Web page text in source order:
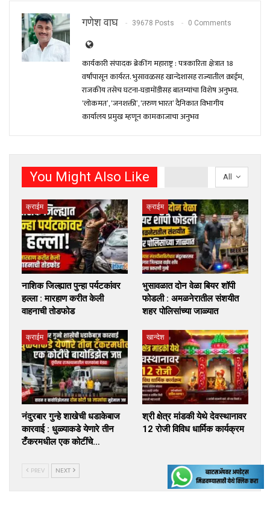
गणेश वाघ 39678 Posts 0 Comments
कार्यकारी संपादक ब्रेकींग महाराष्ट्र : पत्रकारिता क्षेत्रात 18
वर्षांपासून कार्यरत. भुसावळसह खान्देशासह राज्यातील क्राईम,
राजकीय तसेच घटना-घडामोंडीसह बातम्यांचा विशेष अनुभव.
‘लोकमत’, ‘जनशक्ती’, ‘तरुण भारत’ दैनिकात विभागीय
कार्यालय प्रमुख म्हणून कामकाजाचा अनुभव
All
You Might Also Like
क्राईम
नाशिक जिल्ह्यात पुन्हा पर्यटकांवर
हल्ला : मारहाण करीत केली
वाहनाची तोडफोड
क्राईम
भुसावळात दोन वेळा बियर शॉपी
फोडली : अमळनेरातील संशयीत
शहर पोलिसांच्या जाळ्यात
क्राईम
नंदुरबार गुन्हे शाखेची धडाकेबाज
कारवाई : धुळ्याकडे येणारे तीन
टँकरमधील एक कोटींचे…
खान्देश
श्री क्षेत्र मांडकी येथे देवस्थानावर
12 रोजी विविध धार्मिक कार्यक्रम
PREV NEXT